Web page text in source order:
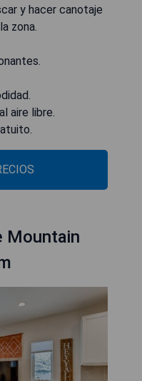
y hacer canotaje
zona.
aire libre.
Mountain